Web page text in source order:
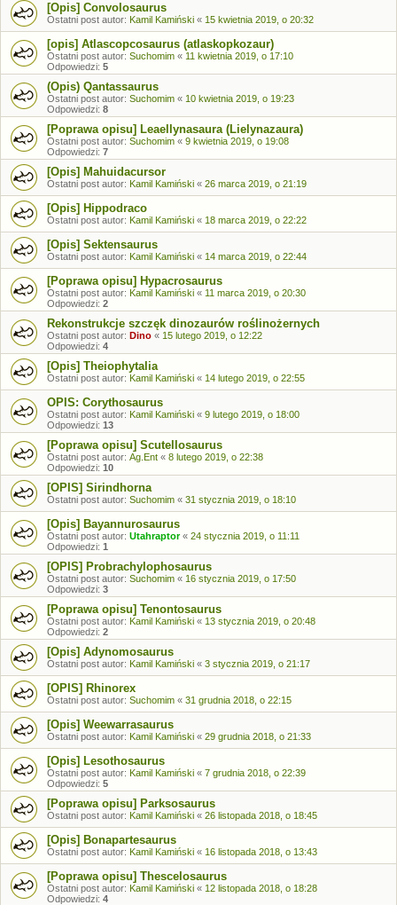
[Opis] Convolosaurus
Ostatni post autor: Kamil Kamiński « 15 kwietnia 2019, o 20:32
[opis] Atlascopcosaurus (atlaskopkozaur)
Ostatni post autor: Suchomim « 11 kwietnia 2019, o 17:10
Odpowiedzi: 5
(Opis) Qantassaurus
Ostatni post autor: Suchomim « 10 kwietnia 2019, o 19:23
Odpowiedzi: 8
[Poprawa opisu] Leaellynasaura (Lielynazaura)
Ostatni post autor: Suchomim « 9 kwietnia 2019, o 19:08
Odpowiedzi: 7
[Opis] Mahuidacursor
Ostatni post autor: Kamil Kamiński « 26 marca 2019, o 21:19
[Opis] Hippodraco
Ostatni post autor: Kamil Kamiński « 18 marca 2019, o 22:22
[Opis] Sektensaurus
Ostatni post autor: Kamil Kamiński « 14 marca 2019, o 22:44
[Poprawa opisu] Hypacrosaurus
Ostatni post autor: Kamil Kamiński « 11 marca 2019, o 20:30
Odpowiedzi: 2
Rekonstrukcje szczęk dinozaurów roślinożernych
Ostatni post autor: Dino « 15 lutego 2019, o 12:22
Odpowiedzi: 4
[Opis] Theiophytalia
Ostatni post autor: Kamil Kamiński « 14 lutego 2019, o 22:55
OPIS: Corythosaurus
Ostatni post autor: Kamil Kamiński « 9 lutego 2019, o 18:00
Odpowiedzi: 13
[Poprawa opisu] Scutellosaurus
Ostatni post autor: Ag.Ent « 8 lutego 2019, o 22:38
Odpowiedzi: 10
[OPIS] Sirindhorna
Ostatni post autor: Suchomim « 31 stycznia 2019, o 18:10
[Opis] Bayannurosaurus
Ostatni post autor: Utahraptor« 24 stycznia 2019, o 11:11
Odpowiedzi: 1
[OPIS] Probrachylophosaurus
Ostatni post autor: Suchomim « 16 stycznia 2019, o 17:50
Odpowiedzi: 3
[Poprawa opisu] Tenontosaurus
Ostatni post autor: Kamil Kamiński « 13 stycznia 2019, o 20:48
Odpowiedzi: 2
[Opis] Adynomosaurus
Ostatni post autor: Kamil Kamiński « 3 stycznia 2019, o 21:17
[OPIS] Rhinorex
Ostatni post autor: Suchomim « 31 grudnia 2018, o 22:15
[Opis] Weewarrasaurus
Ostatni post autor: Kamil Kamiński « 29 grudnia 2018, o 21:33
[Opis] Lesothosaurus
Ostatni post autor: Kamil Kamiński « 7 grudnia 2018, o 22:39
Odpowiedzi: 5
[Poprawa opisu] Parksosaurus
Ostatni post autor: Kamil Kamiński « 26 listopada 2018, o 18:45
[Opis] Bonapartesaurus
Ostatni post autor: Kamil Kamiński « 16 listopada 2018, o 13:43
[Poprawa opisu] Thescelosaurus
Ostatni post autor: Kamil Kamiński « 12 listopada 2018, o 18:28
Odpowiedzi: 4